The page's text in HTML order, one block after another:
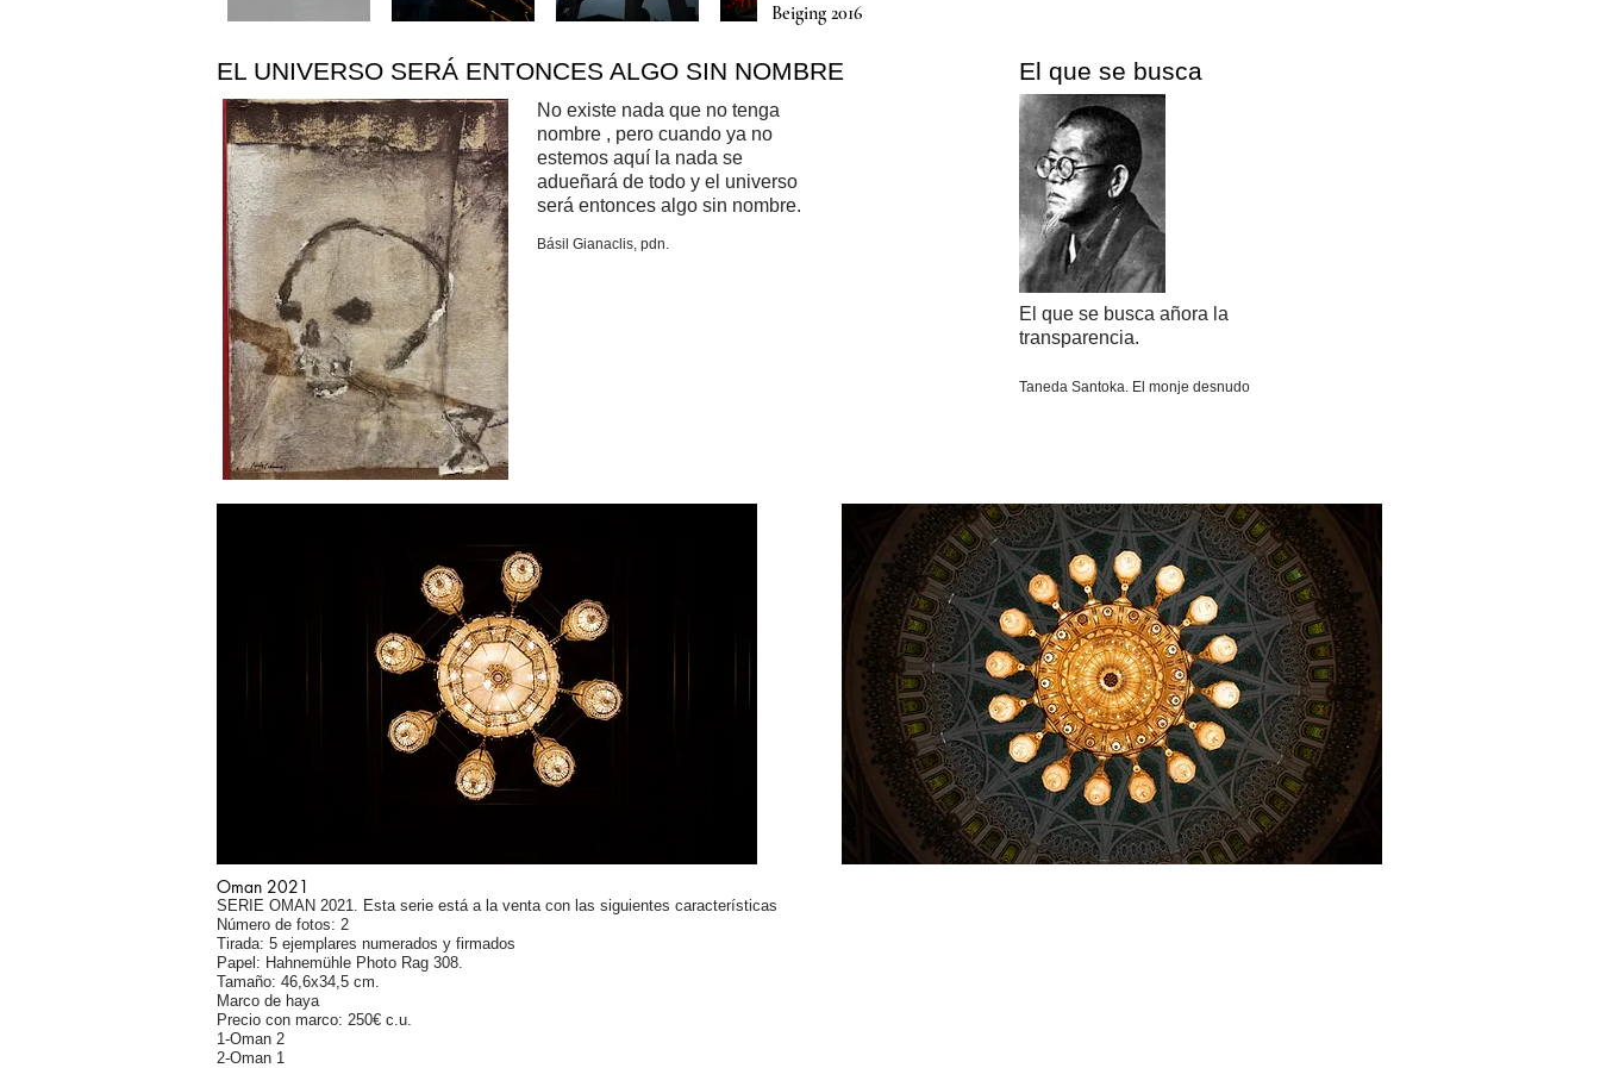
Beiging 2016
EL UNIVERSO SERÁ ENTONCES ALGO SIN NOMBRE
No existe nada que no tenga
nombre , pero cuando ya no
estemos aquí la nada se
adueñará de todo y el universo
será entonces algo sin nombre.
Básil Gianaclis, pdn.
El que se busca
El que se busca añora la
transparencia.
Taneda Santoka. El monje desnudo
Oman 2021
SERIE OMAN 2021. Esta serie está a la venta con las siguientes características
Número de fotos: 2
Tirada: 5 ejemplares numerados y firmados
Papel: Hahnemühle Photo Rag 308.
Tamaño: 46,6x34,5 cm.
Marco de haya
Precio con marco: 250€ c.u.
1-Oman 2
2-Oman 1